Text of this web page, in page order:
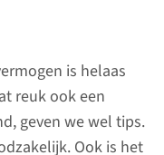
is helaas
reuk ook een
geven we wel tips.
Ook is het
van